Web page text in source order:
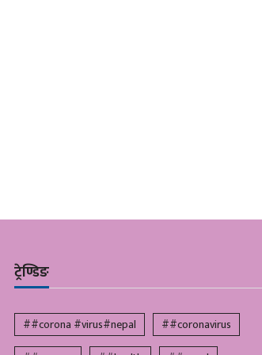
ट्रेण्डिङ
##corona #virus#nepal
##coronavirus